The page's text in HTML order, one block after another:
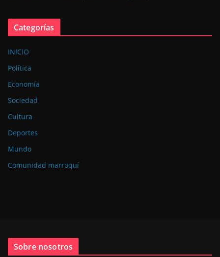
Categorías
INICIO
Política
Economía
Sociedad
Cultura
Deportes
Mundo
Comunidad marroquí
Sobre nosotros